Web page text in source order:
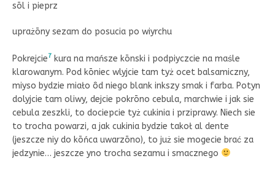
sōl i pieprz
uprażōny sezam do posucia po wiyrchu
Pokrejcie7 kura na mańsze kōnski i podpiyczcie na maśle
klarowanym. Pod kōniec wlyjcie tam tyż ocet balsamiczny,
miyso bydzie miało ôd niego blank inkszy smak i farba. Potyn
dolyjcie tam oliwy, dejcie pokrōno cebula, marchwie i jak sie
cebula zeszkli, to dociepcie tyż cukinia i prziprawy. Niech sie
to trocha powarzi, a jak cukinia bydzie takoł al dente
(jeszcze niy do kōńca uwarzōno), to już sie mogecie brać za
jedzynie… jeszcze yno trocha sezamu i smacznego